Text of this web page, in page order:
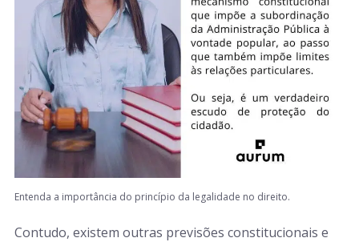
Entenda a importância do princípio da legalidade no direito.
Contudo, existem outras previsões constitucionais e